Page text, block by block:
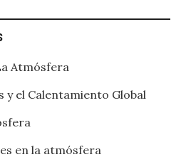
Atmósfera
y el Calentamiento Global
en la atmósfera